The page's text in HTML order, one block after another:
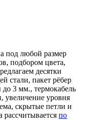
под любой размер
подбором цвета,
десятки
стали, пакет рёбер
3 мм., термокабель
увеличение уровня
скрытые петли и
рассчитывается по